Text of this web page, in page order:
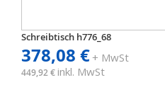
Schreibtisch h776_68
378,08 €+ MwSt
449,92 € inkl. MwSt